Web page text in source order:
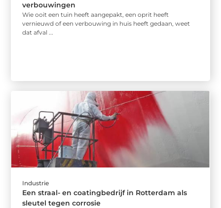
verbouwingen
Wie ooit een tuin heeft aangepakt, een oprit heeft
vernieuwd of een verbouwing in huis heeft gedaan, weet
dat afval ...
Industrie
Een straal- en coatingbedrijf in Rotterdam als
sleutel tegen corrosie